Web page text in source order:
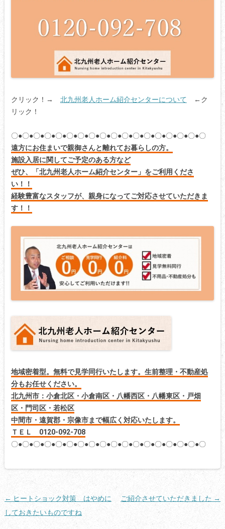
クリック！→ 北九州老人ホーム紹介センターについて ←ク
リック！
〇●〇●〇●〇●〇●〇●〇●〇●〇●〇●〇●〇●〇●〇●〇●〇●〇●〇
遠方にお住まいで親御さんと離れてお暮らしの方。
施設入居に関してご予定のある方など
ぜひ、「北九州老人ホーム紹介センター」をご利用くださ
い！！
経験豊富なスタッフが、親身になってご対応させていただきま
す！！
地域密着型。無料で見学同行いたします。生前整理・不動産処
分もお任せください。
北九州市：小倉北区・小倉南区・八幡西区・八幡東区・戸畑
区・門司区・若松区
中間市・遠賀郡・宗像市まで幅広く対応いたします。
ＴＥＬ 0120-092-708
〇●〇●〇●〇●〇●〇●〇●〇●〇●〇●〇●〇●〇●〇●〇●〇●〇●〇
投
稿
← ヒートショック対策 はやめに
しておきたいものですね
ご紹介させていただきました →